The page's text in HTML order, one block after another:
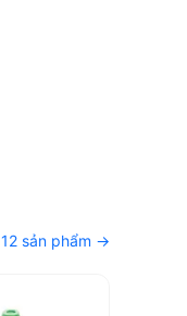
12 sản phẩm →